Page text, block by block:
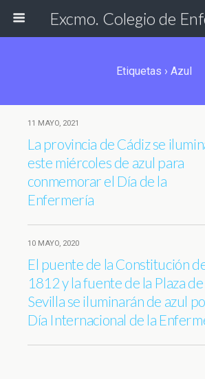
Etiquetas › Azul
11 MAYO, 2021
La provincia de Cádiz se
este miércoles de azul para
conmemorar el Día de la
Enfermería
10 MAYO, 2020
El puente de la Constitución
1812 y la fuente de la Plaza de
Sevilla se iluminarán de azul
Día Internacional de la